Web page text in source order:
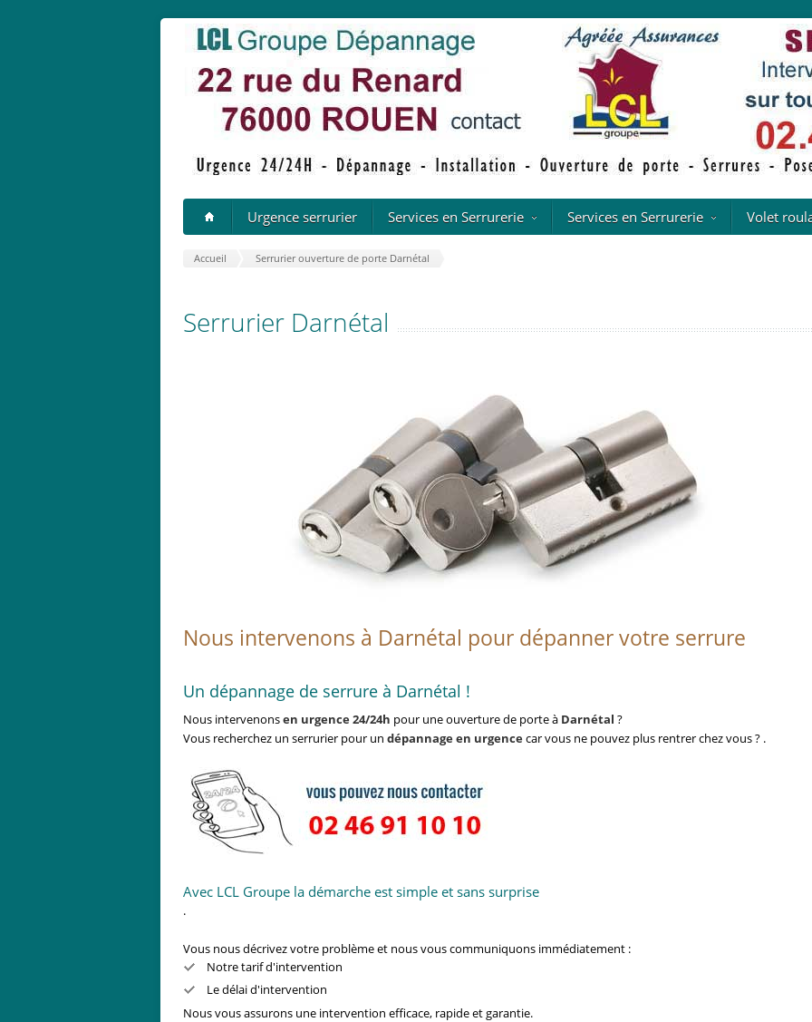
Urgence serrurier Services en Serrurerie Services en Serrurerie Volet
Accueil Serrurier ouverture de porte Darnétal
Serrurier Darnétal
Nous intervenons à Darnétal pour dépanner votre serrure
Un dépannage de serrure à Darnétal !
Nous intervenonsen urgence 24/24h pour une ouverture de porte à Darnétal ?
Vous recherchez un serrurier pour un dépannage en urgencecar vous ne pouvez plus rentrer chez vous ? .
Avec LCL Groupe la démarche est simple et sans surprise
.
Vous nous décrivez votre problème et nous vous communiquons immédiatement :
Notre tarif d'intervention
Le délai d'intervention
Nous vous assurons une intervention efficace, rapide et garantie.